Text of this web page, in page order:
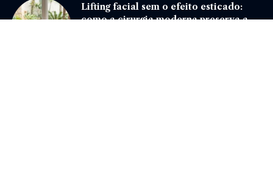
Lifting facial sem o efeito esticado:
como a cirurgia moderna preserva a